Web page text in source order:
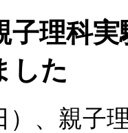
子理科
した
）、親子